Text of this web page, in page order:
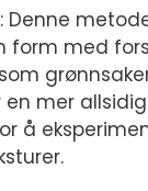
Denne
form med
en mer
å